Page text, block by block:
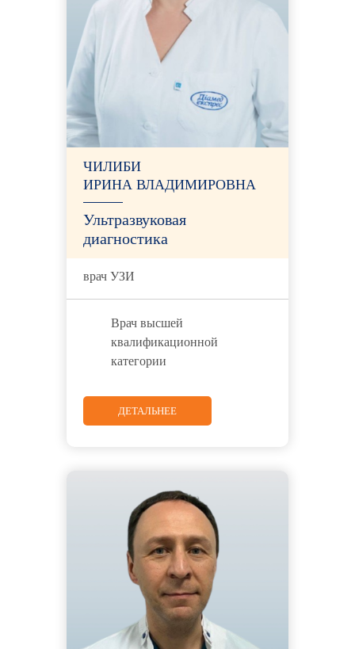
ЧИЛИБИ
ИРИНА ВЛАДИМИРОВНА
Ультразвуковая
диагностика
врач УЗИ
Врач высшей
квалификационной
категории
ДЕТАЛЬНЕЕ